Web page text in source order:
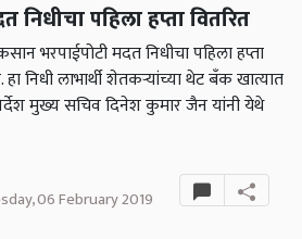
निधीचा पहिला हप्ता वितरित
भरपाईपोटी मदत निधीचा पहिला हप्ता
निधी लाभार्थी शेतकऱ्यांच्या थेट बँक खात्यात
मुख्य सचिव दिनेश कुमार जैन यांनी येथे
06 February 2019